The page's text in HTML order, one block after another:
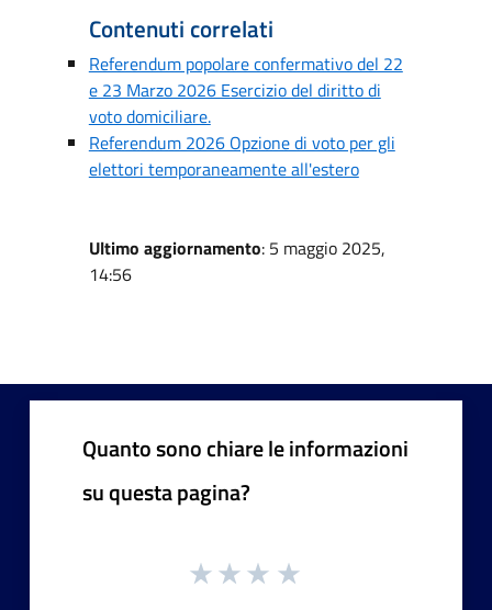
Contenuti correlati
Referendum popolare confermativo del 22
e 23 Marzo 2026 Esercizio del diritto di
voto domiciliare.
Referendum 2026 Opzione di voto per gli
elettori temporaneamente all'estero
Ultimo aggiornamento: 5 maggio 2025,
14:56
Quanto sono chiare le informazioni
su questa pagina?